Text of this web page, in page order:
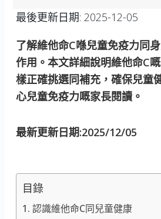
最後更新日期: 2025-12-05
了解維他命C喺兒童免疫力同
作用。本文詳細說明維他命C
樣正確挑選同補充，確保兒童
心兒童免疫力嘅家長閱讀。
最新更新日期:2025/12/05
目錄
認識維他命C同兒童健康